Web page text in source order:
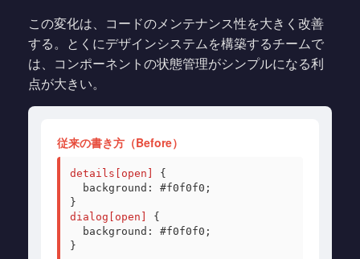
この変化は、コードのメンテナンス性を大きく改善
する。とくにデザインシステムを構築するチームで
は、コンポーネントの状態管理がシンプルになる利
点が大きい。
従来の書き方（Before）
details[open]
{
background: #f0f0f0;
}
dialog[open]
{
background: #f0f0f0;
}